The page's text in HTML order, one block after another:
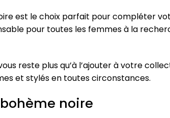
est le choix parfait pour compléter
pour toutes les femmes à la
reste plus qu’à l’ajouter à votre
et stylés en toutes circonstances.
noire